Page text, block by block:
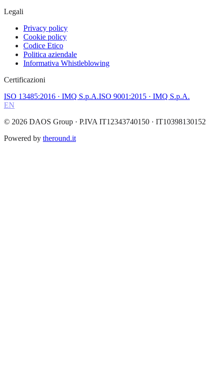
Legali
Privacy policy
Cookie policy
Codice Etico
Politica aziendale
Informativa Whistleblowing
Certificazioni
ISO 13485:2016 · IMQ S.p.A.ISO 9001:2015 · IMQ S.p.A.
EN
© 2026 DAOS Group · P.IVA IT12343740150 · IT10398130152
Powered by theround.it